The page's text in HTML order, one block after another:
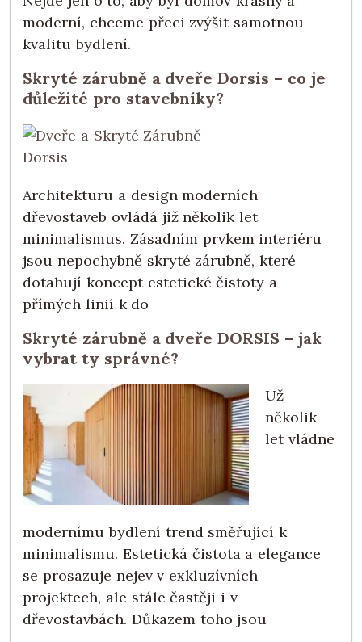
moderní, chceme přeci zvýšit samotnou
kvalitu bydlení.
Skryté zárubně a dveře Dorsis – co je
důležité pro stavebníky?
Architekturu a design moderních
dřevostaveb ovládá již několik let
minimalismus. Zásadním prvkem interiéru
jsou nepochybně skryté zárubně, které
dotahují koncept estetické čistoty a
přímých linií k do
Skryté zárubně a dveře DORSIS – jak
vybrat ty správné?
Už
několik
let vládne
modernímu bydlení trend směřující k
minimalismu. Estetická čistota a elegance
se prosazuje nejev v exkluzívních
projektech, ale stále častěji i v
dřevostavbách. Důkazem toho jsou